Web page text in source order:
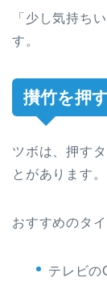
「少し気持ち
す。
攅竹を押
ツボは、押す
とがあります。
おすすめのタ
テレビの